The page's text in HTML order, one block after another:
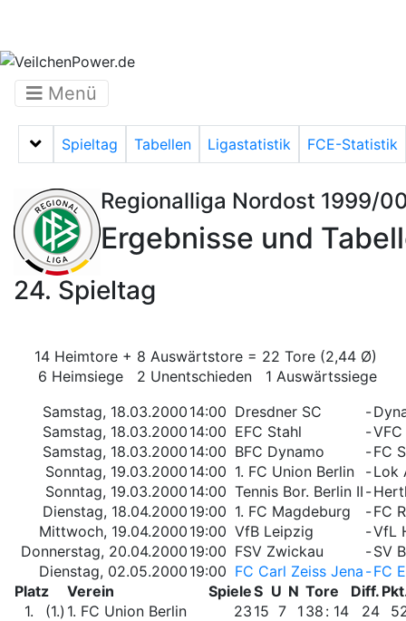
Menü
Menü auf-/zuklappen
Spieltag Tabellen Ligastatistik FCE-Statistik
Regionalliga Nordost 1999/
Ergebnisse und
24. Spieltag
14 Heimtore + 8 Auswärtstore = 22 Tore (2,44 Ø)
6 Heimsiege 2 Unentschieden 1 Auswärtssiege
Samstag, 18.03.2000 14:00 Dresdner SC -
Samstag, 18.03.2000 14:00 EFC Stahl -
Samstag, 18.03.2000 14:00 BFC Dynamo -FC
Sonntag, 19.03.2000 14:00 1. FC Union Berlin -Lok
Sonntag, 19.03.2000 14:00 Tennis Bor. Berlin II -
Dienstag, 18.04.2000 19:00 1. FC Magdeburg -FC
Mittwoch, 19.04.2000 19:00 VfB Leipzig -VfL
Donnerstag, 20.04.2000 19:00 FSV Zwickau -SV
Dienstag, 02.05.2000 19:00 FC Carl Zeiss Jena -FC
Platz
Verein SpieleS U N Tore Diff.
1.
(1.) 1. FC Union Berlin 23 15 7 1 38 : 14 24